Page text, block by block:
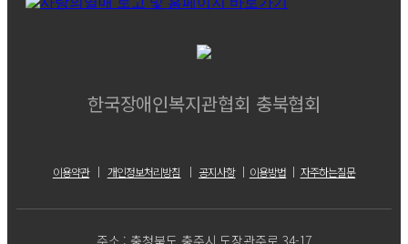
한국장애인복지관협회 충북협회
이용약관 ｜ 개인정보처리방침 ｜ 공지사항 ｜ 이용방법 ｜ 자주하는질문